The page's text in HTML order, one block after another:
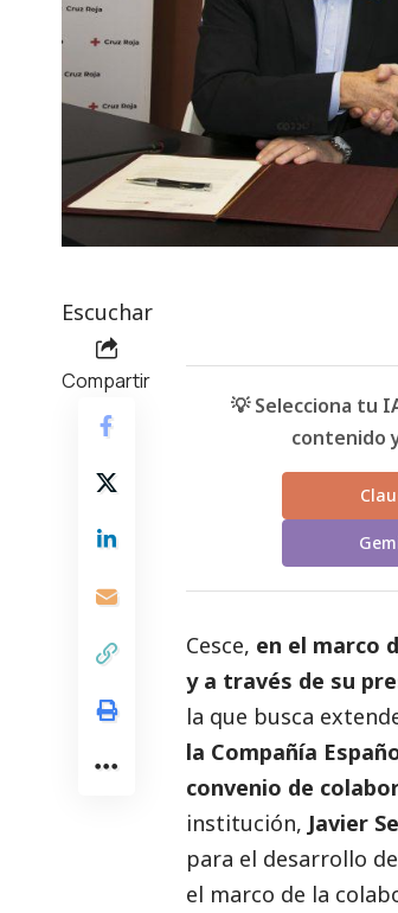
Escuchar
Compartir
💡 Selecciona tu
contenido
Cesce, en el marco
y a través de su
la que busca
la Compañía
convenio de
institución, Javier
para el desarrollo
el marco de la